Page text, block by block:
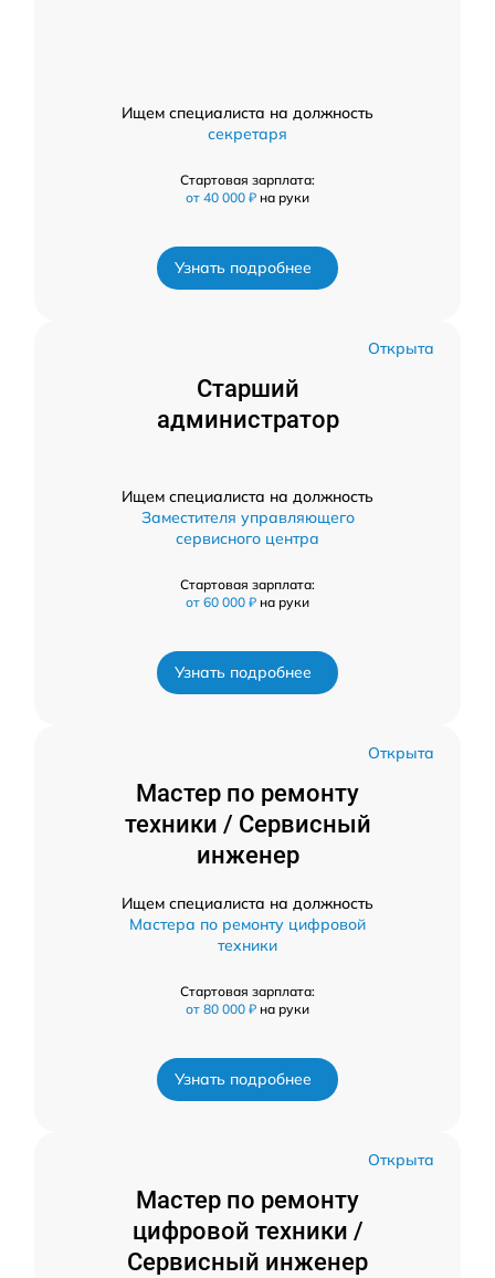
Ищем специалиста на должность
секретаря
Стартовая зарплата:
от 40 000 ₽ на руки
Узнать подробнее
Открыта
Старший
администратор
Ищем специалиста на должность
Заместителя управляющего
сервисного центра
Стартовая зарплата:
от 60 000 ₽ на руки
Узнать подробнее
Открыта
Мастер по ремонту
техники / Сервисный
инженер
Ищем специалиста на должность
Мастера по ремонту цифровой
техники
Стартовая зарплата:
от 80 000 ₽ на руки
Узнать подробнее
Открыта
Мастер по ремонту
цифровой техники /
Сервисный инженер